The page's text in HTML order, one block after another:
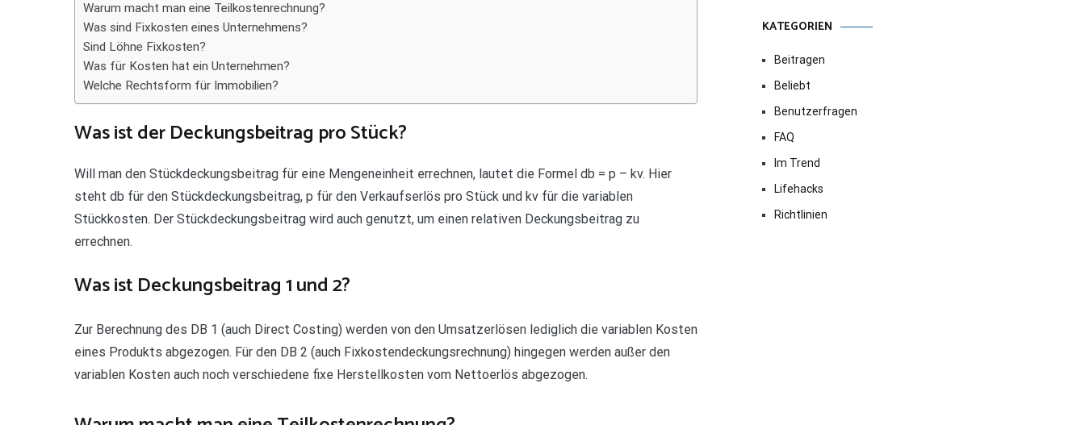
Warum macht man eine Teilkostenrechnung?
Was sind Fixkosten eines Unternehmens?
Sind Löhne Fixkosten?
Was für Kosten hat ein Unternehmen?
Welche Rechtsform für Immobilien?
Was ist der Deckungsbeitrag pro Stück?
Will man den Stückdeckungsbeitrag für eine Mengeneinheit errechnen, lautet die Formel db = p – kv. Hier
steht db für den Stückdeckungsbeitrag, p für den Verkaufserlös pro Stück und kv für die variablen
Stückkosten. Der Stückdeckungsbeitrag wird auch genutzt, um einen relativen Deckungsbeitrag zu
errechnen.
Was ist Deckungsbeitrag 1 und 2?
Zur Berechnung des DB 1 (auch Direct Costing) werden von den Umsatzerlösen lediglich die variablen Kosten
eines Produkts abgezogen. Für den DB 2 (auch Fixkostendeckungsrechnung) hingegen werden außer den
variablen Kosten auch noch verschiedene fixe Herstellkosten vom Nettoerlös abgezogen.
KATEGORIEN
Beitragen
Beliebt
Benutzerfragen
FAQ
Im Trend
Lifehacks
Richtlinien